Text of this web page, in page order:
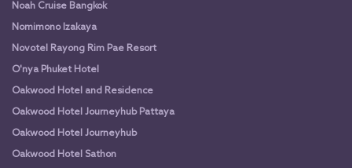
Noah Cruise Bangkok
Nomimono Izakaya
Novotel Rayong Rim Pae Resort
O'nya Phuket Hotel
Oakwood Hotel and Residence
Oakwood Hotel Journeyhub Pattaya
Oakwood Hotel Journeyhub
Oakwood Hotel Sathon